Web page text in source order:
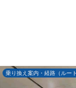
乗り換え案内・経路（ルー